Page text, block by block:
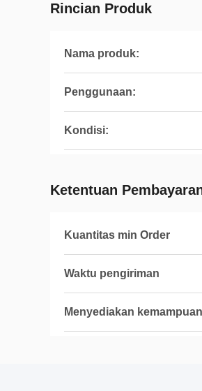
Rincian Produk
Nama produk:
Penggunaan:
Kondisi:
Ketentuan
Kuantitas min Order
Waktu pengiriman
Menyediakan kemampuan